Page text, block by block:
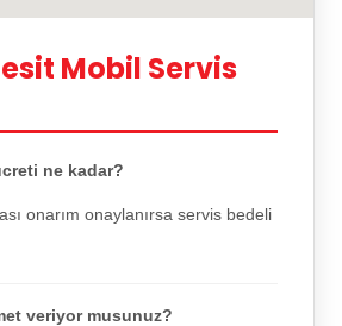
Mobil Servis
ne kadar?
onarım onaylanırsa servis bedeli
veriyor musunuz?